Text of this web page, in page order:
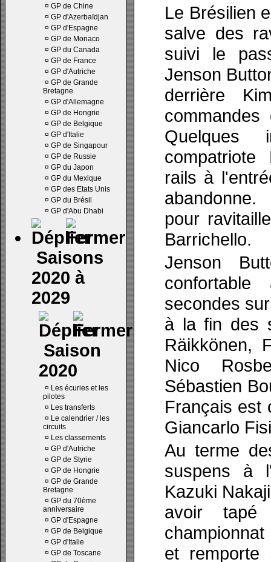
¤ GP de Chine
¤ GP d'Azerbaïdjan
¤ GP d'Espagne
¤ GP de Monaco
¤ GP du Canada
¤ GP de France
¤ GP d'Autriche
¤ GP de Grande
Bretagne
¤ GP d'Allemagne
¤ GP de Hongrie
¤ GP de Belgique
¤ GP d'Italie
¤ GP de Singapour
¤ GP de Russie
¤ GP du Japon
¤ GP du Mexique
¤ GP des Etats Unis
¤ GP du Brésil
¤ GP d'Abu Dhabi
Saisons
2020 à
2029
Saison
2020
¤ Les écuries et les
pilotes
¤ Les transferts
¤ Le calendrier / les
circuits
¤ Les classements
¤ GP d'Autriche
¤ GP de Styrie
¤ GP de Hongrie
¤ GP de Grande
Bretagne
¤ GP du 70ème
anniversaire
¤ GP d'Espagne
¤ GP de Belgique
¤ GP d'Italie
¤ GP de Toscane
Le Brésilien
salve des
suivi le
Jenson
derrière
rails à
pour
Barrichello.
Jenson
secondes
à la fin des
Räikkönen,
Nico
Sébastien
Français est
Giancarlo
Au terme
suspens à
Kazuki
avoir
et remporte